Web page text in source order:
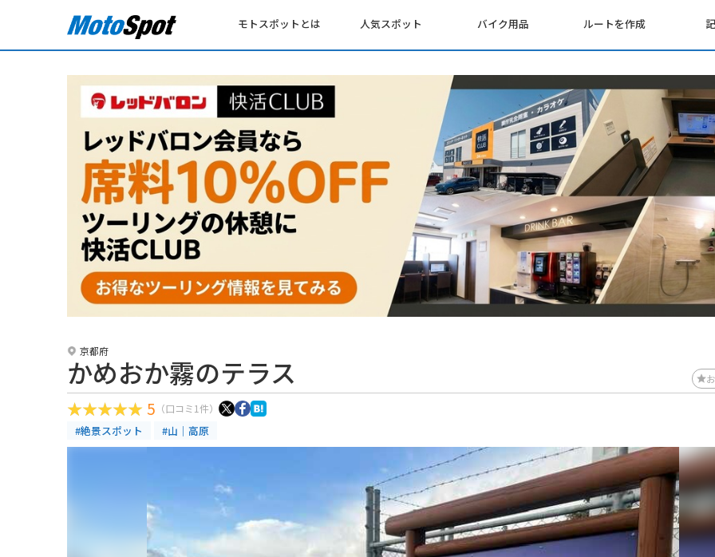
モトスポットとは 人気スポット バイク用品 ルートを作成
京都府
かめおか霧のテラス
5 （口コミ1件）
#絶景スポット #山｜高原